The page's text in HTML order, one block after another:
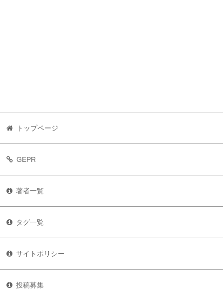
トップページ
GEPR
著者一覧
タグ一覧
サイトポリシー
投稿募集